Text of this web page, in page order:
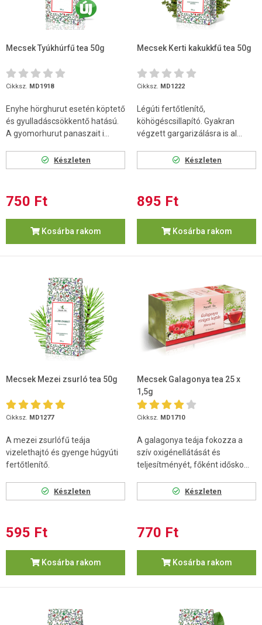
Mecsek Tyúkhúrfű tea 50g
Cikksz. MD1918
Enyhe hörghurut esetén köptető
és gyulladáscsökkentő hatású.
A gyomorhurut panaszait i...
Készleten
750 Ft
Kosárba rakom
Mecsek Kerti kakukkfű tea 50g
Cikksz. MD1222
Légúti fertőtlenítő,
köhögéscsillapító. Gyakran
végzett gargarizálásra is al...
Készleten
895 Ft
Kosárba rakom
Mecsek Mezei zsurló tea 50g
Cikksz. MD1277
A mezei zsurlófű teája
vizelethajtó és gyenge húgyúti
fertőtlenítő.
Készleten
595 Ft
Kosárba rakom
Mecsek Galagonya tea 25 x
1,5g
Cikksz. MD1710
A galagonya teája fokozza a
szív oxigénellátását és
teljesítményét, főként idősko...
Készleten
770 Ft
Kosárba rakom